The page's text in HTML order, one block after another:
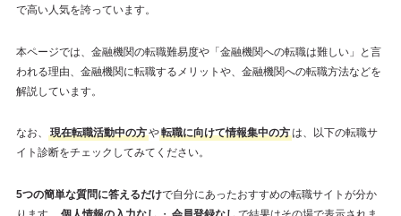
で高い人気を誇っています。
本ページでは、金融機関の転職難易度や「金融機関への転職は難しい」と言
われる理由、金融機関に転職するメリットや、金融機関への転職方法などを
解説しています。
なお、 現在転職活動中の方や転職に向けて情報集中の方は、以下の転職サ
イト診断をチェックしてみてください。
5つの簡単な質問に答えるだけで自分にあったおすすめの転職サイトが分か